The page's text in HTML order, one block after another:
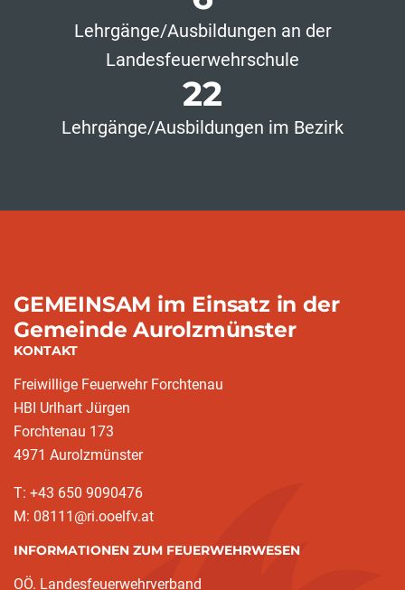
Lehrgänge/Ausbildungen an der
Landesfeuerwehrschule
22
Lehrgänge/Ausbildungen im Bezirk
GEMEINSAM im Einsatz in der
Gemeinde Aurolzmünster
KONTAKT
Freiwillige Feuerwehr Forchtenau
HBI Urlhart Jürgen
Forchtenau 173
4971 Aurolzmünster
T: +43 650 9090476
M: 08111@ri.ooelfv.at
INFORMATIONEN ZUM FEUERWEHRWESEN
OÖ. Landesfeuerwehrverband